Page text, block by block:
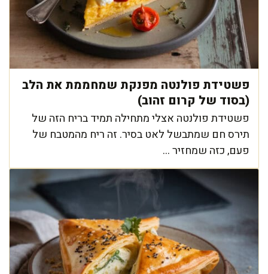
פשטידת פולנטה מפנקת שמחממת את הלב
(בסוד של קרום זהוב)
פשטידת פולנטה אצלי מתחילה תמיד בריח הזה של
תירס חם שמתבשל לאט בסיר. זה ריח מהמטבח של
פעם, כזה שמחזיר ...